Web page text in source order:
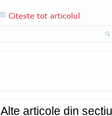
Citeste tot articolul
Alte articole din